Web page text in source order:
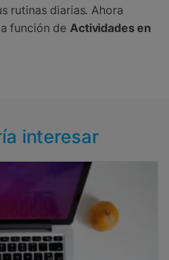
rutinas diarias. Ahora
función de Actividades en
interesar